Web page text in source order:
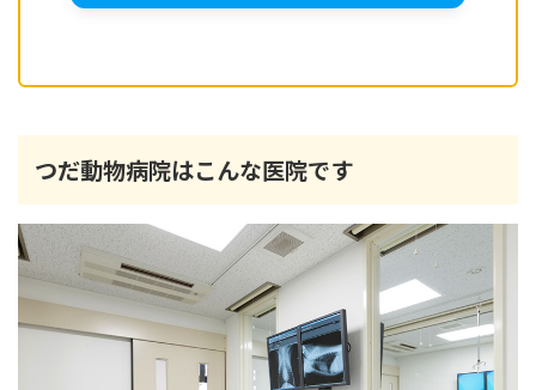
つだ動物病院はこんな医院です